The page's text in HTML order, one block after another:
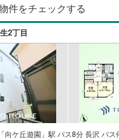
件をチェックする
2丁目
向ケ丘遊園」駅 バス8分 長沢 バス